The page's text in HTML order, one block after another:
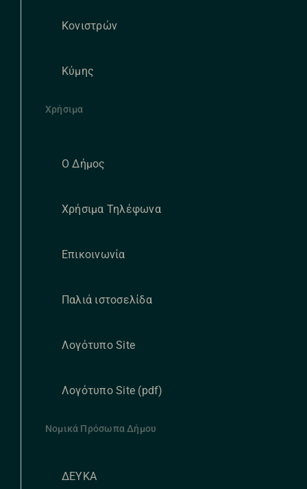
Κονιστρών
Κύμης
Χρήσιμα
Ο Δήμος
Χρήσιμα Τηλέφωνα
Επικοινωνία
Παλιά ιστοσελίδα
Λογότυπο Site
Λογότυπο Site (pdf)
Νομικά Πρόσωπα Δήμου
ΔΕΥΚΑ